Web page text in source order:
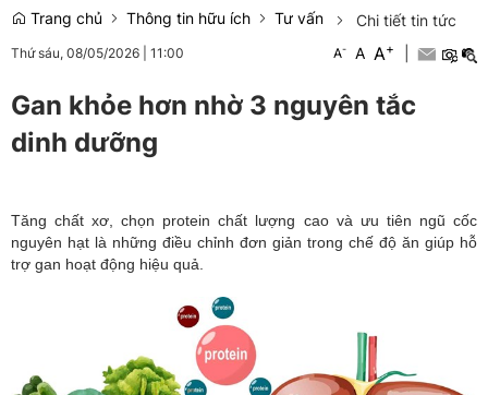
Trang chủ Thông tin hữu ích Tư vấn Chi tiết tin tức
Thứ sáu, 08/05/2026 11:00 A- A A+
Gan khỏe hơn nhờ 3 nguyên tắc
dinh dưỡng
Tăng chất xơ, chọn protein chất lượng cao và ưu tiên ngũ cốc
nguyên hạt là những điều chỉnh đơn giản trong chế độ ăn giúp hỗ
trợ gan hoạt động hiệu quả.